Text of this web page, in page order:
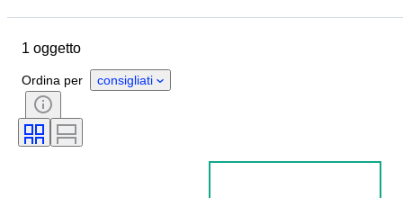
Paese d’origine
Condizioni
Motivo
Epoca
Misura di scarpe
1 oggetto
Ordina per consigliati